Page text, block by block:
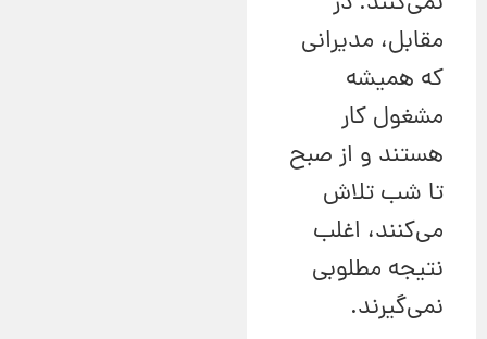
مقابل، مدیرانی
که همیشه
مشغول کار
هستند و از صبح
تا شب تلاش
می‌کنند، اغلب
نتیجه مطلوبی
نمی‌گیرند.